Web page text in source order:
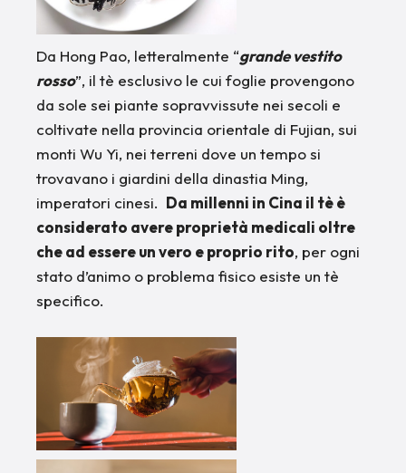
Da Hong Pao, letteralmente “grande vestito
rosso”, il tè esclusivo le cui foglie provengono
da sole sei piante sopravvissute nei secoli e
coltivate nella provincia orientale di Fujian, sui
monti Wu Yi, nei terreni dove un tempo si
trovavano i giardini della dinastia Ming,
imperatori cinesi. Da millenni in Cina il tè è
considerato avere proprietà medicali oltre
che ad essere un vero e proprio rito, per ogni
stato d’animo o problema fisico esiste un tè
specifico.